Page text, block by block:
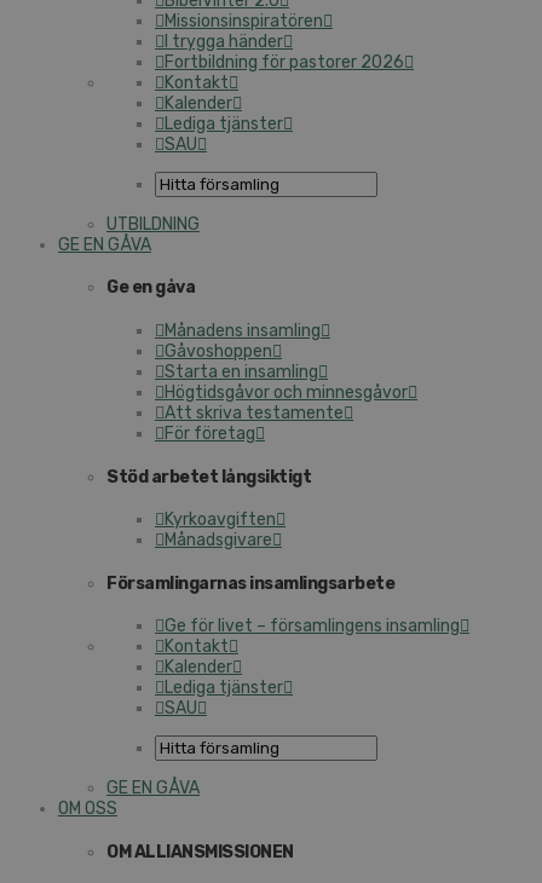
Missionsinspiratören
I trygga händer
Fortbildning för pastorer 2026
Kontakt
Kalender
Lediga tjänster
SAU
UTBILDNING
GE EN GÅVA
Ge en gåva
Månadens insamling
Gåvoshoppen
Starta en insamling
Högtidsgåvor och minnesgåvor
Att skriva testamente
För företag
Stöd arbetet långsiktigt
Kyrkoavgiften
Månadsgivare
Församlingarnas insamlingsarbete
Ge för livet – församlingens insamling
Kontakt
Kalender
Lediga tjänster
SAU
GE EN GÅVA
OM OSS
OM ALLIANSMISSIONEN